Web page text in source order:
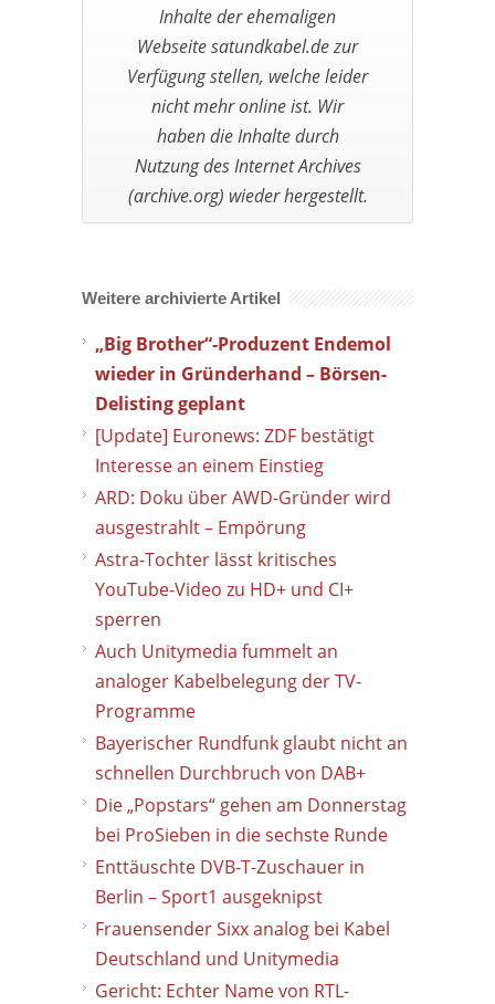
Weitere archivierte Artikel
„Big Brother“-Produzent Endemol
wieder in Gründerhand – Börsen-
Delisting geplant
[Update] Euronews: ZDF bestätigt
Interesse an einem Einstieg
ARD: Doku über AWD-Gründer wird
ausgestrahlt – Empörung
Astra-Tochter lässt kritisches
YouTube-Video zu HD+ und CI+
sperren
Auch Unitymedia fummelt an
analoger Kabelbelegung der TV-
Programme
Bayerischer Rundfunk glaubt nicht an
schnellen Durchbruch von DAB+
Die „Popstars“ gehen am Donnerstag
bei ProSieben in die sechste Runde
Enttäuschte DVB-T-Zuschauer in
Berlin – Sport1 ausgeknipst
Frauensender Sixx analog bei Kabel
Deutschland und Unitymedia
Gericht: Echter Name von RTL-